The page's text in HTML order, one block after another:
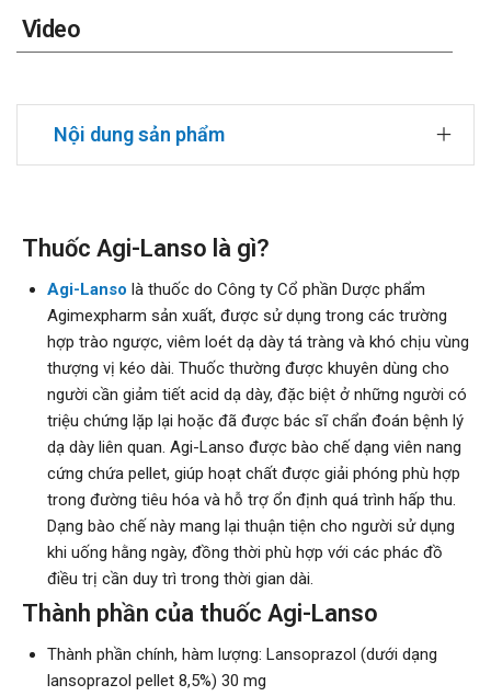
Video
Nội dung sản phẩm
Thuốc Agi-Lanso là gì?
Agi-Lanso là thuốc do Công ty Cổ phần Dược phẩm
Agimexpharm sản xuất, được sử dụng trong các trường
hợp trào ngược, viêm loét dạ dày tá tràng và khó chịu vùng
thượng vị kéo dài. Thuốc thường được khuyên dùng cho
người cần giảm tiết acid dạ dày, đặc biệt ở những người có
triệu chứng lặp lại hoặc đã được bác sĩ chẩn đoán bệnh lý
dạ dày liên quan. Agi-Lanso được bào chế dạng viên nang
cứng chứa pellet, giúp hoạt chất được giải phóng phù hợp
trong đường tiêu hóa và hỗ trợ ổn định quá trình hấp thu.
Dạng bào chế này mang lại thuận tiện cho người sử dụng
khi uống hằng ngày, đồng thời phù hợp với các phác đồ
điều trị cần duy trì trong thời gian dài.
Thành phần của thuốc Agi-Lanso
Thành phần chính, hàm lượng: Lansoprazol (dưới dạng
lansoprazol pellet 8,5%) 30 mg